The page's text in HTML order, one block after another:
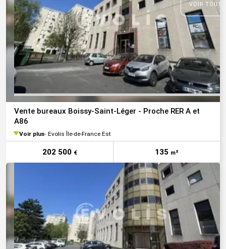
VOIR
Vente bureaux Boissy-Saint-Léger - Proche RER A et
A86
Voir plus Evolis Île-de-France Est
202 500 € 135 m²